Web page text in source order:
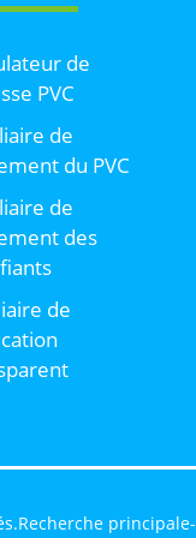
de
PVC
de
du PVC
de
des
de
Recherche principale-